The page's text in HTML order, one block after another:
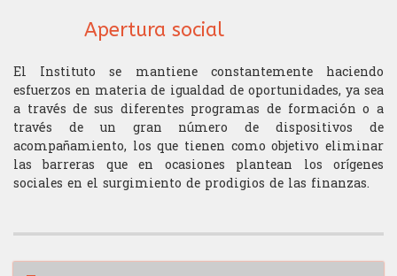
Apertura social
El Instituto se mantiene constantemente haciendo
esfuerzos en materia de igualdad de oportunidades, ya sea
a través de sus diferentes programas de formación o a
través de un gran número de dispositivos de
acompañamiento, los que tienen como objetivo eliminar
las barreras que en ocasiones plantean los orígenes
sociales en el surgimiento de prodigios de las finanzas.